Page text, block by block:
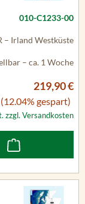
010-C1233-00
– Irland Westküste
– ca. 1 Woche
219,90 €
(12.04% gespart)
zzgl. Versandkosten